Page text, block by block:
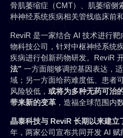
骨肌萎缩症（CMT）、肌萎缩侧
种神经系统疾病相关管线临床前
ReviR 是一家结合 AI 技术进行
物科技公司，针对中枢神经系统
疾病进行创新药物研发。ReviR
法” 一方面能够调控基因表达，
域；另一方面给药难度低、患者
风险较低， 或将为多种无药可治
带来新的变革 ，造福全球范围内
晶泰科技与 ReviR 长期以来建立
年，两家公司宣布共同开发 AI